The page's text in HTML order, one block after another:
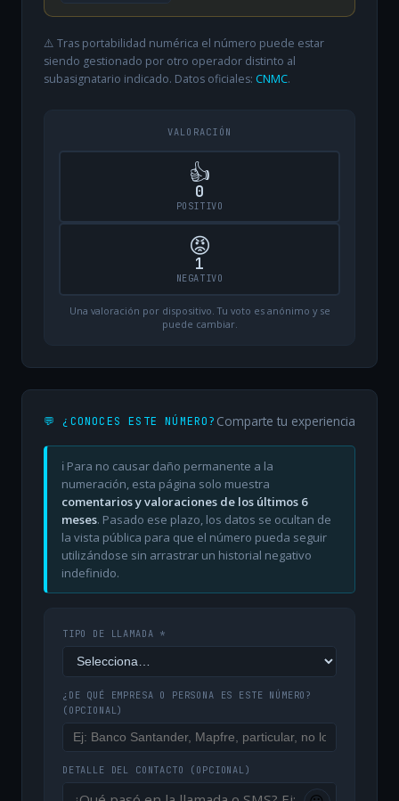
⚠️ Tras portabilidad numérica el número puede estar
siendo gestionado por otro operador distinto al
subasignatario indicado. Datos oficiales: CNMC.
VALORACIÓN
👍
0
POSITIVO
😡
1
NEGATIVO
Una valoración por dispositivo. Tu voto es anónimo y se
puede cambiar.
💬 ¿CONOCES ESTE NÚMERO? Comparte tu experiencia
ℹ️ Para no causar daño permanente a la
numeración, esta página solo muestra
comentarios y valoraciones de los últimos 6
meses. Pasado ese plazo, los datos se ocultan de
la vista pública para que el número pueda seguir
utilizándose sin arrastrar un historial negativo
indefinido.
TIPO DE LLAMADA *
¿DE QUÉ EMPRESA O PERSONA ES ESTE NÚMERO?
(OPCIONAL)
DETALLE DEL CONTACTO (OPCIONAL)